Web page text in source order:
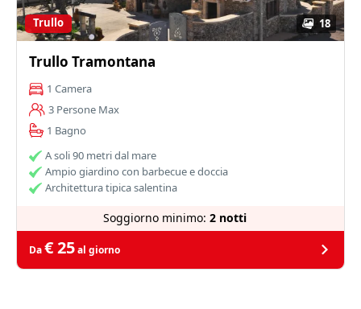
18
Trullo
Trullo Tramontana
1 Camera
3 Persone Max
1 Bagno
A soli 90 metri dal mare
Ampio giardino con barbecue e doccia
Architettura tipica salentina
Soggiorno minimo: 2 notti
Da€ 25al giorno